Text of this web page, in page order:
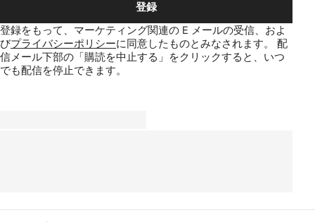
登録
登録をもって、マーケティング関連の E メールの受信、およ
びプライバシーポリシーに同意したものとみなされます。 配
信メール下部の「購読を中止する」をクリックすると、いつ
でも配信を停止できます。